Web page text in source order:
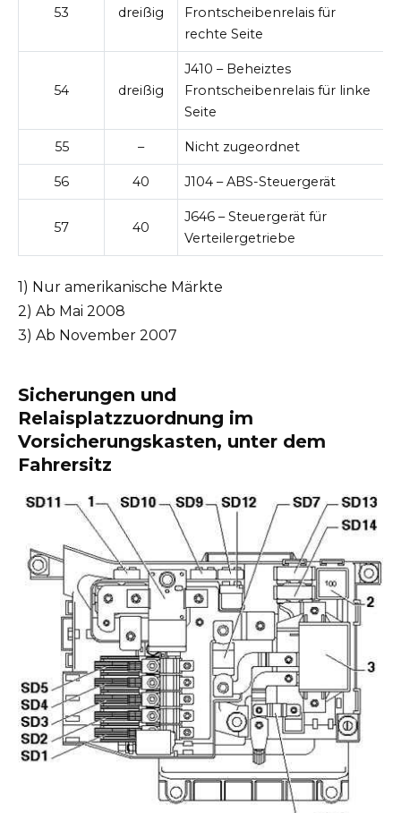
53 dreißig
Frontscheibenrelais für
rechte Seite
54 dreißig
J410 – Beheiztes
Frontscheibenrelais für linke
Seite
55 – Nicht zugeordnet
56 40 J104 – ABS-Steuergerät
57 40
J646 – Steuergerät für
Verteilergetriebe
1) Nur amerikanische Märkte
2) Ab Mai 2008
3) Ab November 2007
Sicherungen und
Relaisplatzzuordnung im
Vorsicherungskasten, unter dem
Fahrersitz